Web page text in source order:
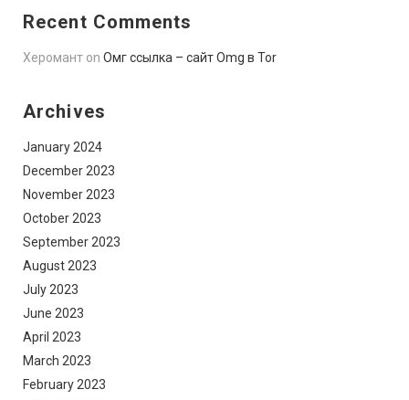
Recent Comments
Херомант on Омг ссылка – сайт Omg в Tor
Archives
January 2024
December 2023
November 2023
October 2023
September 2023
August 2023
July 2023
June 2023
April 2023
March 2023
February 2023